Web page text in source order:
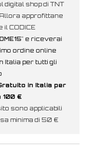
digital shop di TNT
approfittane
CODICE
" e riceverai
ordine online
Italia per tutti gli
in Italia per
100 €
sono applicabili
minima di 50 €